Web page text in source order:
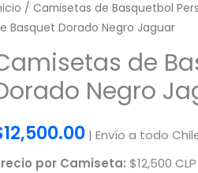
/ Camisetas de Basquetbol
Basquet Dorado Negro Jaguar
de
Negro
12,500.00 | Envío a todo
por Camiseta: $12,500 CLP